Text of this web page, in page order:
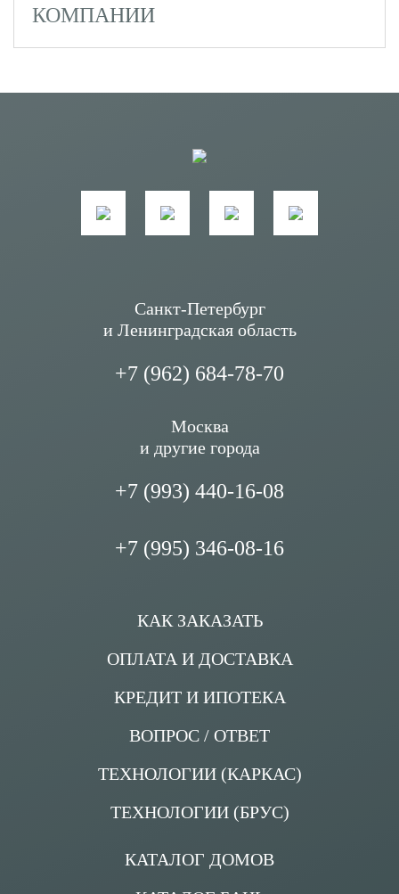
КОМПАНИИ
Санкт-Петербург
и Ленинградская область
+7 (962) 684-78-70
Москва
и другие города
+7 (993) 440-16-08
+7 (995) 346-08-16
КАК ЗАКАЗАТЬ
ОПЛАТА И ДОСТАВКА
КРЕДИТ И ИПОТЕКА
ВОПРОС / ОТВЕТ
ТЕХНОЛОГИИ (КАРКАС)
ТЕХНОЛОГИИ (БРУС)
КАТАЛОГ ДОМОВ